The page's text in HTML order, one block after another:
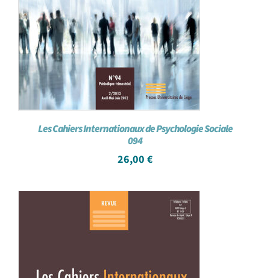
Les Cahiers Internationaux de Psychologie Sociale
094
26,00 €